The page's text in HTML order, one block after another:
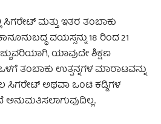
ಮತ್ತು ಇತರ ತಂಬಾಕು
ವಯಸ್ಸನ್ನು 18 ರಿಂದ 21
ಯಾವುದೇ ಶಿಕ್ಷಣ
ತಂಬಾಕು ಉತ್ಪನ್ನಗಳ ಮಾರಾಟವನ್ನು
ಸಿಗರೇಟ್ ಅಥವಾ ಒಂಟಿ ಕಡ್ಡಿಗಳ
ಅನುಮತಿಸಲಾಗುವುದಿಲ್ಲ.